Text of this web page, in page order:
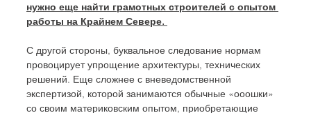
нужно еще найти грамотных строителей с опытом
работы на Крайнем Севере.
С другой стороны, буквальное следование нормам
провоцирует упрощение архитектуры, технических
решений. Еще сложнее с вневедомственной
экспертизой, которой занимаются обычные «ооошки»
со своим материковским опытом, приобретающие